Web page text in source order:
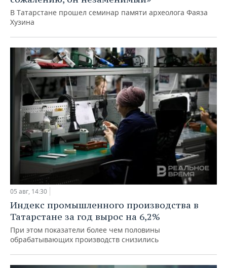
В Татарстане прошел семинар памяти археолога Фаяза
Хузина
05 авг, 14:30
Индекс промышленного производства в
Татарстане за год вырос на 6,2%
При этом показатели более чем половины
обрабатывающих производств снизились